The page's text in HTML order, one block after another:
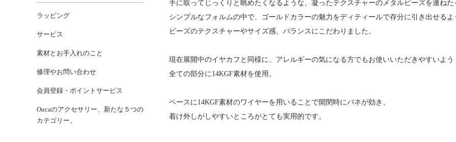
手に取ってじっくりと眺めたくなるような、凝ったテクスチャーのメタルビーズを連ねた
シンプルなフォルムの中で、ゴールドカラーの魅力をディティールで存分に引き出せるよ
ビーズのテクスチャーやサイズ感、バランスにこだわりました。
現在展開中のイヤカフと同様に、アレルギーの気になる方でもお使いいただきやすいよう
全ての部分に14KGF素材を使用。
ベースに14KGF素材のワイヤーを用いることで開閉時にバネが効き、
着け外しがしやすいところがとても実用的です。
ラッピング
サービス
素材とお手入れのこと
修理やお問い合わせ
会員登録・ポイントサービス
Oucaのアクセサリー、新たな５つの
カテゴリー。